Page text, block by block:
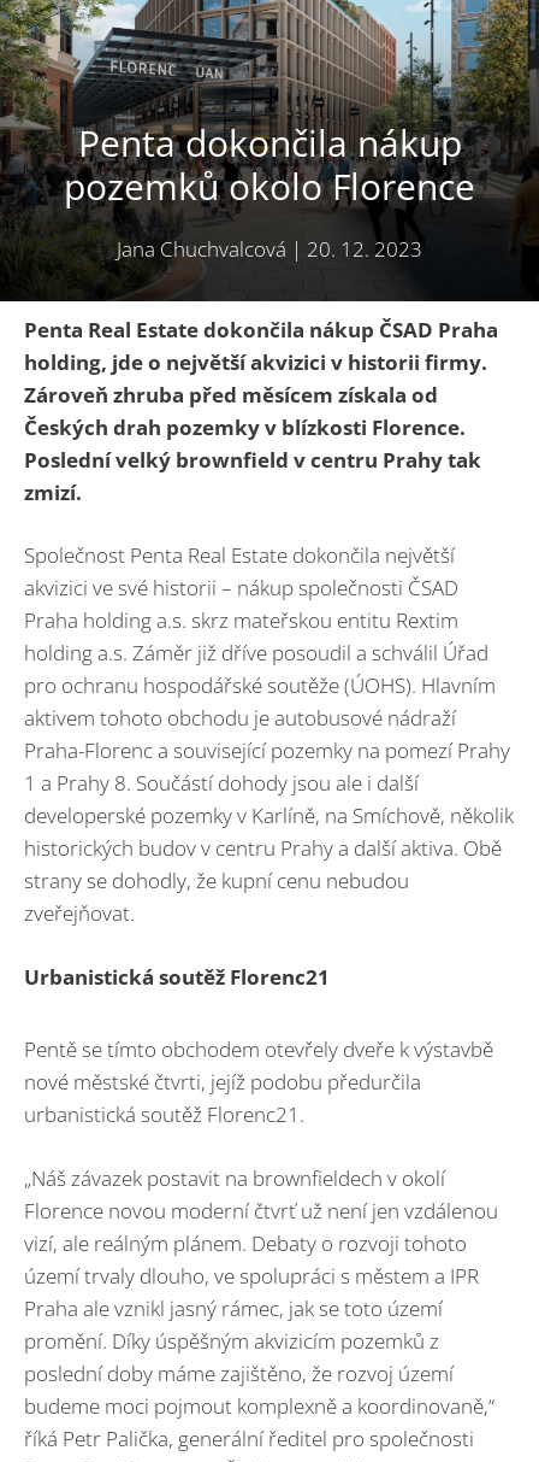
Penta dokončila nákup
pozemků okolo Florence
Jana Chuchvalcová | 20. 12. 2023
Penta Real Estate dokončila nákup ČSAD Praha
holding, jde o největší akvizici v historii firmy.
Zároveň zhruba před měsícem získala od
Českých drah pozemky v blízkosti Florence.
Poslední velký brownfield v centru Prahy tak
zmizí.
Společnost Penta Real Estate dokončila největší
akvizici ve své historii – nákup společnosti ČSAD
Praha holding a.s. skrz mateřskou entitu Rextim
holding a.s. Záměr již dříve posoudil a schválil Úřad
pro ochranu hospodářské soutěže (ÚOHS). Hlavním
aktivem tohoto obchodu je autobusové nádraží
Praha-Florenc a související pozemky na pomezí Prahy
1 a Prahy 8. Součástí dohody jsou ale i další
developerské pozemky v Karlíně, na Smíchově, několik
historických budov v centru Prahy a další aktiva. Obě
strany se dohodly, že kupní cenu nebudou
zveřejňovat.
Urbanistická soutěž Florenc21
Pentě se tímto obchodem otevřely dveře k výstavbě
nové městské čtvrti, jejíž podobu předurčila
urbanistická soutěž Florenc21.
„Náš závazek postavit na brownfieldech v okolí
Florence novou moderní čtvrť už není jen vzdálenou
vizí, ale reálným plánem. Debaty o rozvoji tohoto
území trvaly dlouho, ve spolupráci s městem a IPR
Praha ale vznikl jasný rámec, jak se toto území
promění. Díky úspěšným akvizicím pozemků z
poslední doby máme zajištěno, že rozvoj území
budeme moci pojmout komplexně a koordinovaně,“
říká Petr Palička, generální ředitel pro společnosti